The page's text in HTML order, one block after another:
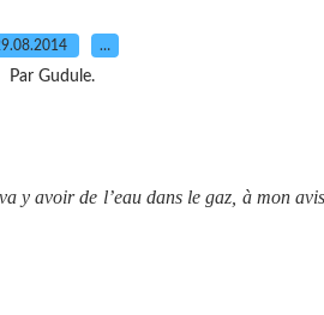
…
Par Gudule.
y avoir de l’eau dans le gaz, à mon